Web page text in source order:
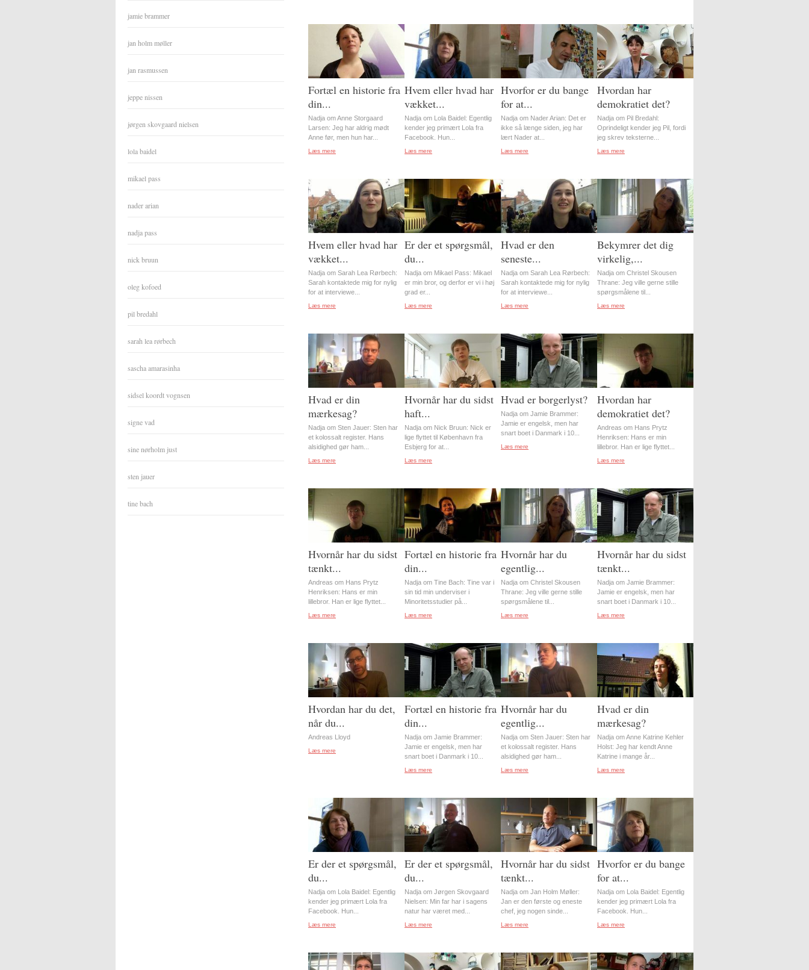
jamie brammer
jan holm møller
jan rasmussen
jeppe nissen
jørgen skovgaard nielsen
lola baidel
mikael pass
nader arian
nadja pass
nick bruun
oleg kofoed
pil bredahl
sarah lea rørbech
sascha amarasinha
sidsel koordt vognsen
signe vad
sine nørholm just
sten jauer
tine bach
Fortæl en historie fra
din...
Nadja om Anne Storgaard
Larsen: Jeg har aldrig mødt
Anne før, men hun har...
Læs mere
Hvem eller hvad har
vækket...
Nadja om Lola Baidel: Egentlig
kender jeg primært Lola fra
Facebook. Hun...
Læs mere
Hvorfor er du bange
for at...
Nadja om Nader Arian: Det er
ikke så længe siden, jeg har
lært Nader at...
Læs mere
Hvordan har
demokratiet det?
Nadja om Pil Bredahl:
Oprindeligt kender jeg Pil, fordi
jeg skrev teksterne...
Læs mere
Hvem eller hvad har
vækket...
Nadja om Sarah Lea Rørbech:
Sarah kontaktede mig for nylig
for at interviewe...
Læs mere
Er der et spørgsmål,
du...
Nadja om Mikael Pass: Mikael
er min bror, og derfor er vi i høj
grad er...
Læs mere
Hvad er den
seneste...
Nadja om Sarah Lea Rørbech:
Sarah kontaktede mig for nylig
for at interviewe...
Læs mere
Bekymrer det dig
virkelig,...
Nadja om Christel Skousen
Thrane: Jeg ville gerne stille
spørgsmålene til...
Læs mere
Hvad er din
mærkesag?
Nadja om Sten Jauer: Sten har
et kolossalt register. Hans
alsidighed gør ham...
Læs mere
Hvornår har du sidst
haft...
Nadja om Nick Bruun: Nick er
lige flyttet til København fra
Esbjerg for at...
Læs mere
Hvad er borgerlyst?
Nadja om Jamie Brammer:
Jamie er engelsk, men har
snart boet i Danmark i 10...
Læs mere
Hvordan har
demokratiet det?
Andreas om Hans Prytz
Henriksen: Hans er min
lillebror. Han er lige flyttet...
Læs mere
Hvornår har du sidst
tænkt...
Andreas om Hans Prytz
Henriksen: Hans er min
lillebror. Han er lige flyttet...
Læs mere
Fortæl en historie fra
din...
Nadja om Tine Bach: Tine var i
sin tid min underviser i
Minoritetsstudier på...
Læs mere
Hvornår har du
egentlig...
Nadja om Christel Skousen
Thrane: Jeg ville gerne stille
spørgsmålene til...
Læs mere
Hvornår har du sidst
tænkt...
Nadja om Jamie Brammer:
Jamie er engelsk, men har
snart boet i Danmark i 10...
Læs mere
Hvordan har du det,
når du...
Andreas Lloyd
Læs mere
Fortæl en historie fra
din...
Nadja om Jamie Brammer:
Jamie er engelsk, men har
snart boet i Danmark i 10...
Læs mere
Hvornår har du
egentlig...
Nadja om Sten Jauer: Sten har
et kolossalt register. Hans
alsidighed gør ham...
Læs mere
Hvad er din
mærkesag?
Nadja om Anne Katrine Kehler
Holst: Jeg har kendt Anne
Katrine i mange år...
Læs mere
Er der et spørgsmål,
du...
Nadja om Lola Baidel: Egentlig
kender jeg primært Lola fra
Facebook. Hun...
Læs mere
Er der et spørgsmål,
du...
Nadja om Jørgen Skovgaard
Nielsen: Min far har i sagens
natur har været med...
Læs mere
Hvornår har du sidst
tænkt...
Nadja om Jan Holm Møller:
Jan er den første og eneste
chef, jeg nogen sinde...
Læs mere
Hvorfor er du bange
for at...
Nadja om Lola Baidel: Egentlig
kender jeg primært Lola fra
Facebook. Hun...
Læs mere